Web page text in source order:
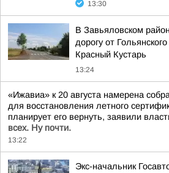
13:30
В Завьяловском
дорогу от
Красный Кустарь
13:24
«Ижавиа» к 20 августа намерена
для восстановления летного
планирует его вернуть, заявили
всех. Ну почти.
13:22
Экс-начальник